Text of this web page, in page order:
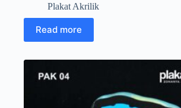
Plakat Akrilik
Read more